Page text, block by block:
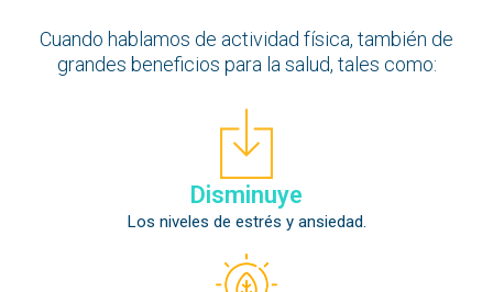
Cuando hablamos de actividad física, también de
grandes beneficios para la salud, tales como:
Disminuye
Los niveles de estrés y ansiedad.